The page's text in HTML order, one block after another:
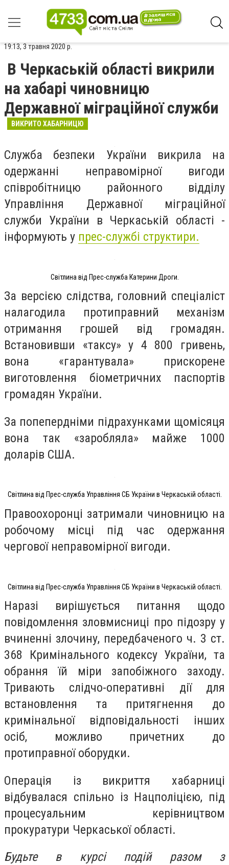
19:13, 3 травня 2020 р.
В Черкаській області викрили
на хабарі чиновницю
Державної міграційної служби
ВИКРИТО ХАБАРНИЦЮ
Служба безпеки України викрила на
одержанні неправомірної вигоди
співробітницю районного відділу
Управління Державної міграційної
служби України в Черкаській області -
інформують у прес-службі структири.
Світлина від Прес-служба Катерини Дроги.
За версією слідства, головний спеціаліст
налагодила протиправний механізм
отримання грошей від громадян.
Встановивши «таксу» у 4 800 гривень,
вона «гарантувала» прискорене
виготовлення біометричних паспортів
громадян України.
За попепердніми підрахунками щомісяця
вона так «заробляла» майже 1000
доларів США.
Світлина від Прес-служба Управління СБ України в Черкаській області.
Правоохоронці затримали чиновницю на
робочому місці під час одержання
чергової неправомірної вигоди.
Світлина від Прес-служба Управління СБ України в Черкаській області.
Наразі вирішується питання щодо
повідомлення зловмисниці про підозру у
вчиненні злочину, передбаченого ч. 3 ст.
368 Кримінального кодексу України, та
обрання їй міри запобіжного заходу.
Тривають слідчо-оперативні дії для
встановлення та притягнення до
кримінальної відповідальності інших
осіб, можливо причетних до
протиправної оборудки.
Операція із викриття хабарниці
відбувалася спільно із Нацполіцією, під
процесуальним керівництвом
прокуратури Черкаської області.
Будьте в курсі подій разом з